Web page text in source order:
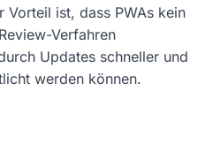
Vorteil ist, dass PWAs kein
Verfahren
Updates schneller und
werden können.